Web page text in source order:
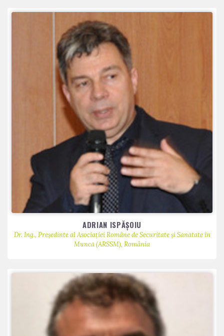
ADRIAN ISPĂȘOIU
Dr. Ing., Președinte al Asociației Române de Securitate și Sănătate în
Muncă (ARSSM), România